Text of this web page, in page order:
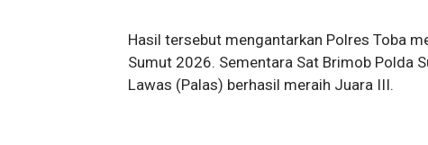
Hasil tersebut mengantarkan Polres Toba
Sumut 2026. Sementara Sat Brimob Polda
Lawas (Palas) berhasil meraih Juara III.